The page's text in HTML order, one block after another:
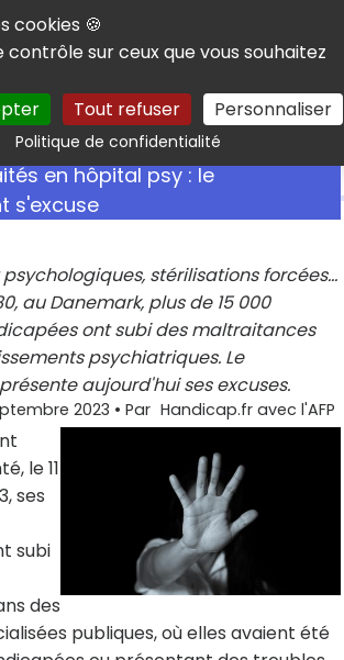
des cookies
cookies 🍪
contrôle sur ceux que vous souhaitez
Tout refuser Personnaliser
Politique de confidentialitéRechercher
en hôpital psy : le
s'excuse
stérilisations forcées...
au Danemark, plus de 15 000
ont subi des maltraitances
psychiatriques. Le
aujourd'hui ses excuses.
2023 • Par Handicap.fr avec l'AFP
le 11
ses
subi
des
publiques, où elles avaient été